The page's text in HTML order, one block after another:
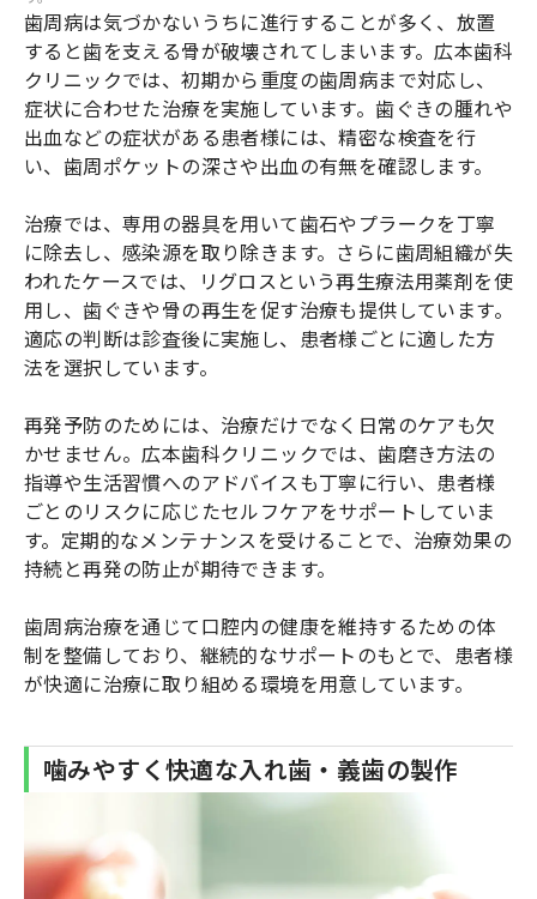
歯周病は気づかないうちに進行することが多く、放置
すると歯を支える骨が破壊されてしまいます。広本歯科
クリニックでは、初期から重度の歯周病まで対応し、
症状に合わせた治療を実施しています。歯ぐきの腫れや
出血などの症状がある患者様には、精密な検査を行
い、歯周ポケットの深さや出血の有無を確認します。
治療では、専用の器具を用いて歯石やプラークを丁寧
に除去し、感染源を取り除きます。さらに歯周組織が失
われたケースでは、リグロスという再生療法用薬剤を使
用し、歯ぐきや骨の再生を促す治療も提供しています。
適応の判断は診査後に実施し、患者様ごとに適した方
法を選択しています。
再発予防のためには、治療だけでなく日常のケアも欠
かせません。広本歯科クリニックでは、歯磨き方法の
指導や生活習慣へのアドバイスも丁寧に行い、患者様
ごとのリスクに応じたセルフケアをサポートしていま
す。定期的なメンテナンスを受けることで、治療効果の
持続と再発の防止が期待できます。
歯周病治療を通じて口腔内の健康を維持するための体
制を整備しており、継続的なサポートのもとで、患者様
が快適に治療に取り組める環境を用意しています。
噛みやすく快適な入れ歯・義歯の製作